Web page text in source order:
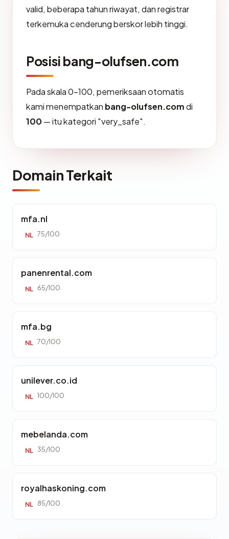
valid, beberapa tahun riwayat, dan registrar
terkemuka cenderung berskor lebih tinggi.
Posisi bang-olufsen.com
Pada skala 0-100, pemeriksaan otomatis
kami menempatkan bang-olufsen.comdi
100 — itu kategori "very_safe".
Domain Terkait
mfa.nl
NL 75/100
panenrental.com
NL 65/100
mfa.bg
NL 70/100
unilever.co.id
NL 100/100
mebelanda.com
NL 35/100
royalhaskoning.com
NL 85/100